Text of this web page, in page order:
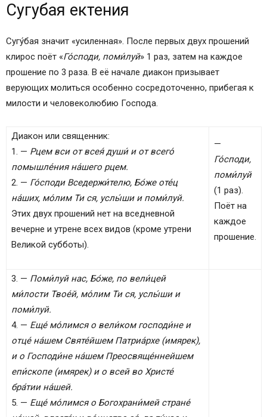
Сугубая ектения
Сугу́бая значит «усиленная». После первых двух прошений
клирос поёт «Го́споди, поми́луй» 1 раз, затем на каждое
прошение по 3 раза. В её начале диакон призывает
верующих молиться особенно сосредоточенно, прибегая к
милости и человеколюбию Господа.
Диакон или священник:
1. — Рцем вси от всея́ души́ и от всего́
помышле́ния на́шего рцем.
2. — Го́споди Вседержи́телю, Бо́же оте́ц
на́ших, мо́лим Ти ся, услы́ши и поми́луй.
Этих двух прошений нет на вседневной
вечерне и утрене всех видов (кроме утрени
Великой субботы).
—
Го́споди,
поми́луй
(1 раз).
Поёт на
каждое
прошение.
3. — Поми́луй нас, Бо́же, по вели́цей
ми́лости Твое́й, мо́лим Ти ся, услы́ши и
поми́луй.
4. — Еще́ мо́лимся о вели́ком господи́не и
отце́ на́шем Святе́йшем Патриа́рхе (имярек),
и о Господи́не на́шем Преосвяще́ннейшем
епи́скопе (имярек) и о всей во Христе́
бра́тии на́шей.
5. — Еще́ мо́лимся о Богохрани́мей стране́